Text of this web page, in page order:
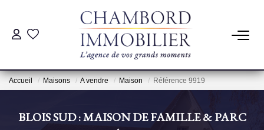
ACHAT
Accueil Maisons A vendre Maison Référence 9919
BLOIS SUD : MAISON DE FAMILLE & PARC